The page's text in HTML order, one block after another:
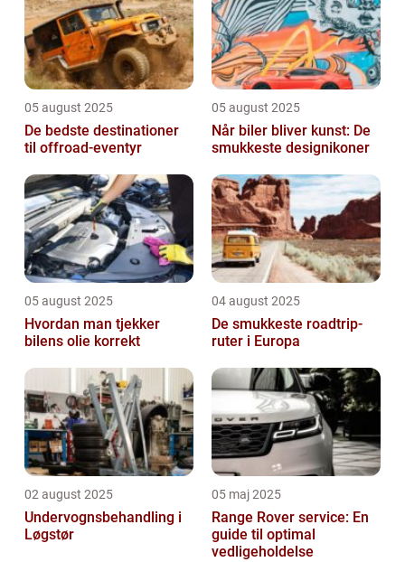
05 august 2025
De bedste destinationer
til offroad-eventyr
05 august 2025
Når biler bliver kunst: De
smukkeste designikoner
05 august 2025
Hvordan man tjekker
bilens olie korrekt
04 august 2025
De smukkeste roadtrip-
ruter i Europa
02 august 2025
Undervognsbehandling i
Løgstør
05 maj 2025
Range Rover service: En
guide til optimal
vedligeholdelse